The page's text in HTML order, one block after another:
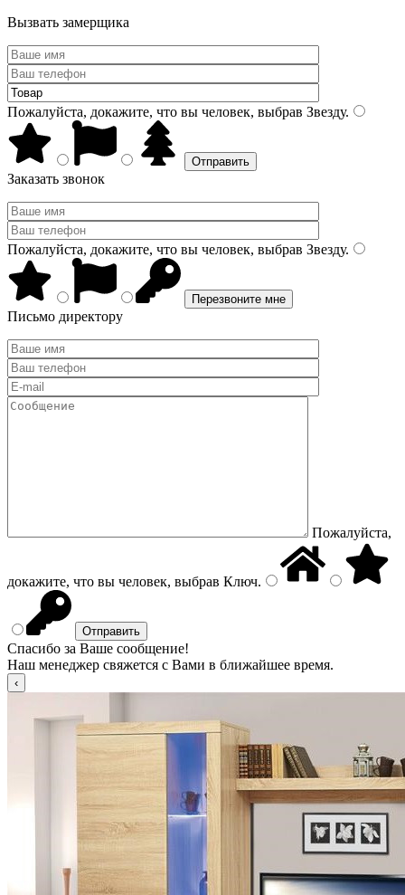
Вызвать замерщика
Пожалуйста, докажите, что вы человек, выбрав Звезду.
Заказать звонок
Пожалуйста, докажите, что вы человек, выбрав Звезду.
Письмо директору
Пожалуйста,
докажите, что вы человек, выбрав Ключ.
Спасибо за Ваше сообщение!
Наш менеджер свяжется с Вами в ближайшее время.